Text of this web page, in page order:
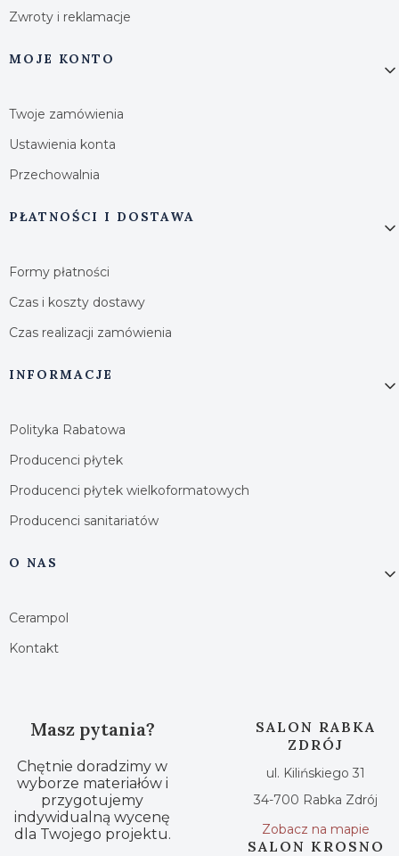
Zwroty i reklamacje
MOJE KONTO
Twoje zamówienia
Ustawienia konta
Przechowalnia
PŁATNOŚCI I DOSTAWA
Formy płatności
Czas i koszty dostawy
Czas realizacji zamówienia
INFORMACJE
Polityka Rabatowa
Producenci płytek
Producenci płytek wielkoformatowych
Producenci sanitariatów
O NAS
Cerampol
Kontakt
Masz pytania?
Chętnie doradzimy w
wyborze materiałów i
przygotujemy
indywidualną wycenę
dla Twojego projektu.
SALON RABKA
ZDRÓJ
ul. Kilińskiego 31
34-700 Rabka Zdrój
Zobacz na mapie
SALON KROSNO